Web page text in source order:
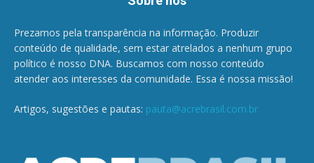
Prezamos pela transparência na informação. Produzir
conteúdo de qualidade, sem estar atrelados a nenhum grupo
político é nosso DNA. Buscamos com nosso conteúdo
atender aos interesses da comunidade. Essa é nossa missão!
Artigos, sugestões e pautas: pauta@acrebrasil.com.br